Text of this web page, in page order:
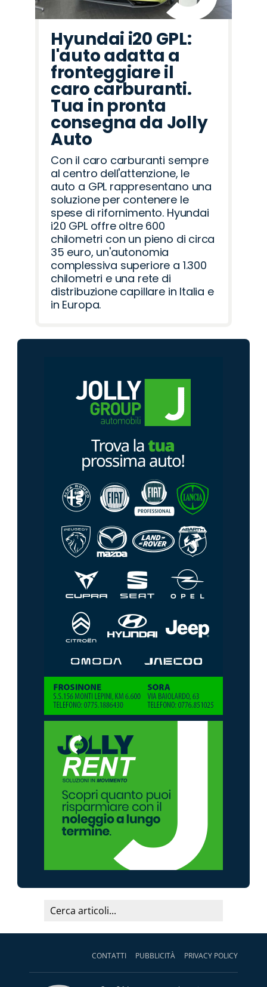
Hyundai i20 GPL:
l'auto adatta a
fronteggiare il
caro carburanti.
Tua in pronta
consegna da Jolly
Auto
Con il caro carburanti sempre
al centro dell'attenzione, le
auto a GPL rappresentano una
soluzione per contenere le
spese di rifornimento. Hyundai
i20 GPL offre oltre 600
chilometri con un pieno di circa
35 euro, un'autonomia
complessiva superiore a 1.300
chilometri e una rete di
distribuzione capillare in Italia e
in Europa.
CONTATTI PUBBLICITÀ PRIVACY POLICY